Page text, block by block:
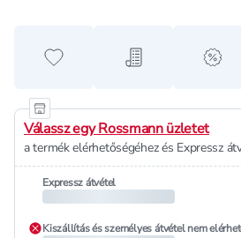
Hozzáadás a kedvencekhez
Hozzáadás a
Válassz egy Rossmann üzletet
a termék elérhetőségéhez és Expressz
Expressz átvétel
Kiszállítás és személyes átvétel nem